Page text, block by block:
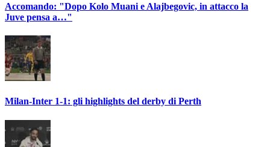
Accomando: "Dopo Kolo Muani e Alajbegovic, in attacco la
Juve pensa a…"
Milan-Inter 1-1: gli highlights del derby di Perth